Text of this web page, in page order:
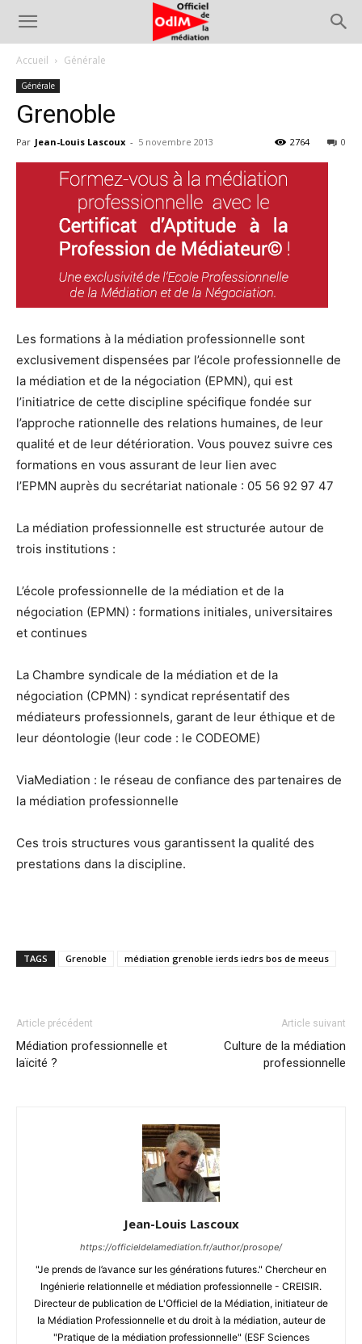
Accueil Générale
Générale
Grenoble
Par Jean-Louis Lascoux - 5 novembre 2013 0
2764
Les formations à la médiation professionnelle sont
exclusivement dispensées par l’école professionnelle de
la médiation et de la négociation (EPMN), qui est
l’initiatrice de cette discipline spécifique fondée sur
l’approche rationnelle des relations humaines, de leur
qualité et de leur détérioration. Vous pouvez suivre ces
formations en vous assurant de leur lien avec
l’EPMN auprès du secrétariat nationale : 05 56 92 97 47
La médiation professionnelle est structurée autour de
trois institutions :
L’école professionnelle de la médiation et de la
négociation (EPMN) : formations initiales, universitaires
et continues
La Chambre syndicale de la médiation et de la
négociation (CPMN) : syndicat représentatif des
médiateurs professionnels, garant de leur éthique et de
leur déontologie (leur code : le CODEOME)
ViaMediation : le réseau de confiance des partenaires de
la médiation professionnelle
Ces trois structures vous garantissent la qualité des
prestations dans la discipline.
TAGS Grenoble médiation grenoble ierds iedrs bos de meeus
Article précédent
Médiation professionnelle et
laïcité ?
Article suivant
Culture de la médiation
professionnelle
Jean-Louis Lascoux
https://officieldelamediation.fr/author/prosope/
"Je prends de l’avance sur les générations futures." Chercheur en
Ingénierie relationnelle et médiation professionnelle - CREISIR.
Directeur de publication de L'Officiel de la Médiation, initiateur de
la Médiation Professionnelle et du droit à la médiation, auteur de
"Pratique de la médiation professionnelle" (ESF Sciences